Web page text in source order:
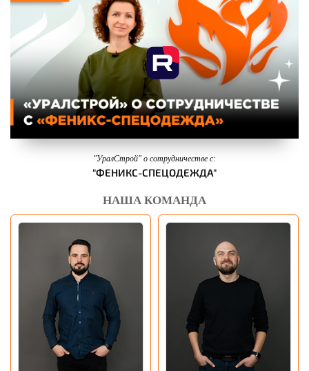
"УралСтрой" о сотрудничестве с:
"ФЕНИКС-СПЕЦОДЕЖДА"
НАША КОМАНДА